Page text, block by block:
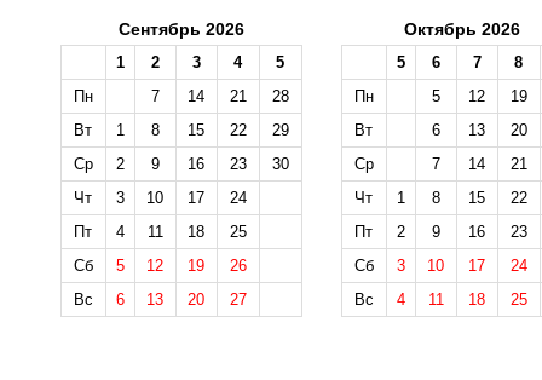
Сентябрь 2026
1 2 3 4
5
Пн
7 14 21
28
Вт
1 8 15 22
29
Ср
2 9 16 23
30
Чт
3 10 17
24
Пт
4 11 18
25
Сб
5 12 19
26
Вс
6 13 20 27
Октябрь 2026
5 6 7
8
Пн
5 12
19
Вт
6 13
20
Ср
7 14
21
Чт
1 8 15
22
Пт
2 9 16
23
Сб
3 10 17
24
Вс
4 11 18 25